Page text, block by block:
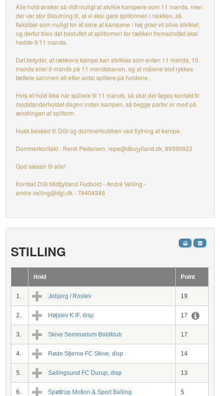
Alle hold ønsker så vidt muligt at afvikle kampene som 11 mands, men
der var stor tilslutning til, at vi skal gøre spilformen i rækken, så
fleksibel som muligt for at sikre at kampene i høj grad vil blive afviklet,
og derfor blev det besluttet at spilformen for rækken fremadrettet skal
hedde 9/11 mands.
Det betyder, at rækkens kampe kan afvikles som enten 11 mands, 10
mands eller 9 mands på 11 mandsbanen, og at målene blot rykkes
tættere sammen alt efter antal spillere på holdene.
Hvis et hold ikke har spillere til 11 mands, så skal der tages kontakt til
modstanderholdet dagen inden kampen, så begge parter er med på
ændringen af spilform.
Husk besked til DGI og dommerklubben ved flytning af kampe.
Dommerkontakt - René Pedersen, repe@dbujylland.dk, 89399922
God sæson til alle!
Kontakt DGI Midtjylland Fodbold - André Velling -
andre.velling@dgi.dk - 79404346
STILLING
Hold Point
1. Jebjerg / Roslev 19
2. Højslev K IF, disp 17
3. Skive Seminarium Boldklub 17
4. Røde Stjerne FC Skive, disp 14
5. Sallingsund FC Durup, disp 13
6. Spøttrup Motion & Sport Balling 5